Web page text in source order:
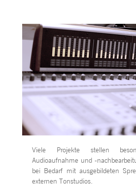
Viele Projekte stellen
Audioaufnahme und -
bei Bedarf mit ausgebildeten
externen Tonstudios.